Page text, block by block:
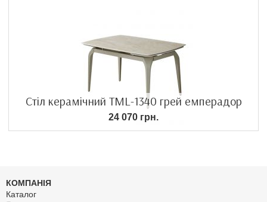
Стіл керамічний TML-1340 грей емперадор
24 070 грн.
КОМПАНІЯ
Каталог